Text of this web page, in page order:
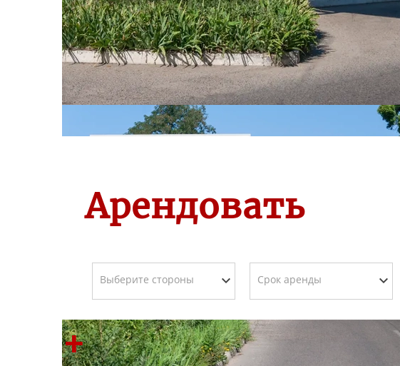
Арендовать
+